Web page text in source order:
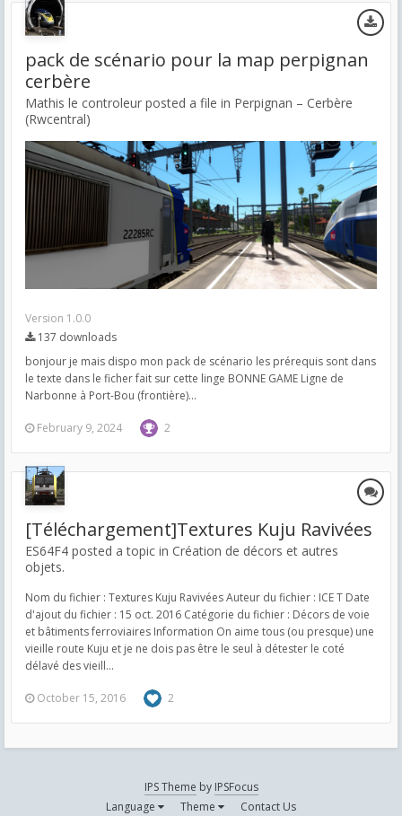
pack de scénario pour la map perpignan
cerbère
Mathis le controleur posted a file in Perpignan – Cerbère
(Rwcentral)
Version 1.0.0
137 downloads
bonjour je mais dispo mon pack de scénario les prérequis sont dans
le texte dans le ficher fait sur cette linge BONNE GAME Ligne de
Narbonne à Port-Bou (frontière)...
February 9, 2024 2
[Téléchargement]Textures Kuju Ravivées
ES64F4 posted a topic in Création de décors et autres
objets.
Nom du fichier : Textures Kuju Ravivées Auteur du fichier : ICE T Date
d'ajout du fichier : 15 oct. 2016 Catégorie du fichier : Décors de voie
et bâtiments ferroviaires Information On aime tous (ou presque) une
vieille route Kuju et je ne dois pas être le seul à détester le coté
délavé des vieill...
October 15, 2016 2
IPS Theme by IPSFocus
Language
Theme Contact Us